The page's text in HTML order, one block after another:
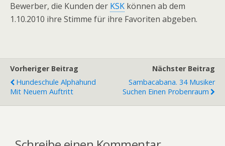
Bewerber, die Kunden der KSK können ab dem
1.10.2010 ihre Stimme für ihre Favoriten abgeben.
Vorheriger Beitrag
Hundeschule Alphahund
Mit Neuem Auftritt
Nächster Beitrag
Sambacabana. 34 Musiker
Suchen Einen Probenraum